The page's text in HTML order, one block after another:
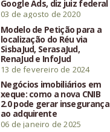
Google Ads, diz juiz federal
03 de agosto de 2020
Modelo de Petição para a
localização do Réu via
SisbaJud, SerasaJud,
RenaJud e InfoJud
13 de fevereiro de 2024
Negócios imobiliários em
xeque: como a nova CNIB
2.0 pode gerar insegurança
ao adquirente
06 de janeiro de 2025